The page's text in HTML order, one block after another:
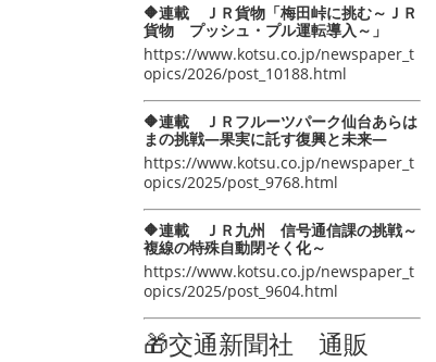
🔶連載 ＪＲ貨物「梅田峠に挑む～ＪＲ
貨物 プッシュ・プル運転導入～」
https://www.kotsu.co.jp/newspaper_t
opics/2026/post_10188.html
🔶連載 ＪＲフルーツパーク仙台あらは
まの挑戦―果実に託す復興と未来―
https://www.kotsu.co.jp/newspaper_t
opics/2025/post_9768.html
🔶連載 ＪＲ九州 信号通信課の挑戦～
複線の特殊自動閉そく化～
https://www.kotsu.co.jp/newspaper_t
opics/2025/post_9604.html
🎁交通新聞社 通販